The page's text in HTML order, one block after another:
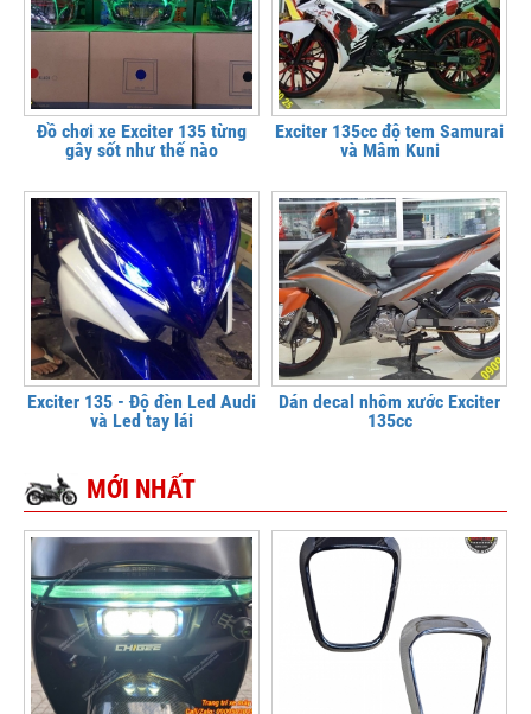
Đồ chơi xe Exciter 135 từng
gây sốt như thế nào
Exciter 135cc độ tem Samurai
và Mâm Kuni
Exciter 135 - Độ đèn Led Audi
và Led tay lái
Dán decal nhôm xước Exciter
135cc
MỚI NHẤT